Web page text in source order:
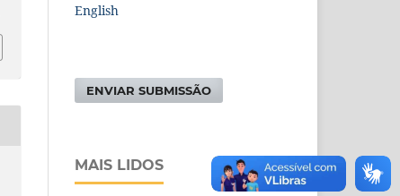
English
ENVIAR SUBMISSÃO
MAIS LIDOS